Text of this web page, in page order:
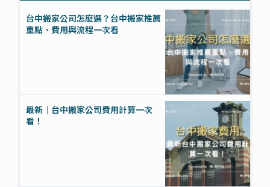
台中搬家公司怎麼選？台中搬家推薦
重點、費用與流程一次看
最新｜台中搬家公司費用計算一次
看！